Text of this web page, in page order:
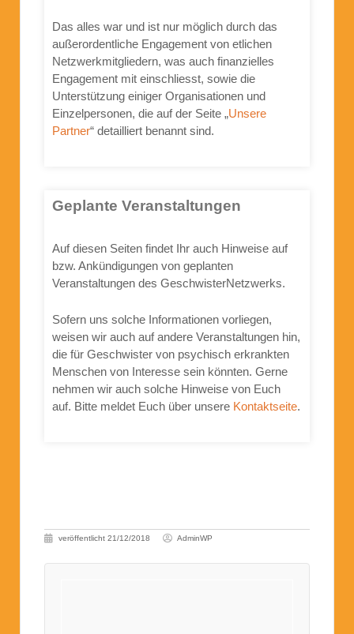
Das alles war und ist nur möglich durch das
außerordentliche Engagement von etlichen
Netzwerkmitgliedern, was auch finanzielles
Engagement mit einschliesst, sowie die
Unterstützung einiger Organisationen und
Einzelpersonen, die auf der Seite „Unsere
Partner“ detailliert benannt sind.
Geplante Veranstaltungen
Auf diesen Seiten findet Ihr auch Hinweise auf
bzw. Ankündigungen von geplanten
Veranstaltungen des GeschwisterNetzwerks.
Sofern uns solche Informationen vorliegen,
weisen wir auch auf andere Veranstaltungen hin,
die für Geschwister von psychisch erkrankten
Menschen von Interesse sein könnten. Gerne
nehmen wir auch solche Hinweise von Euch
auf. Bitte meldet Euch über unsere Kontaktseite.
veröffentlicht 21/12/2018 AdminWP